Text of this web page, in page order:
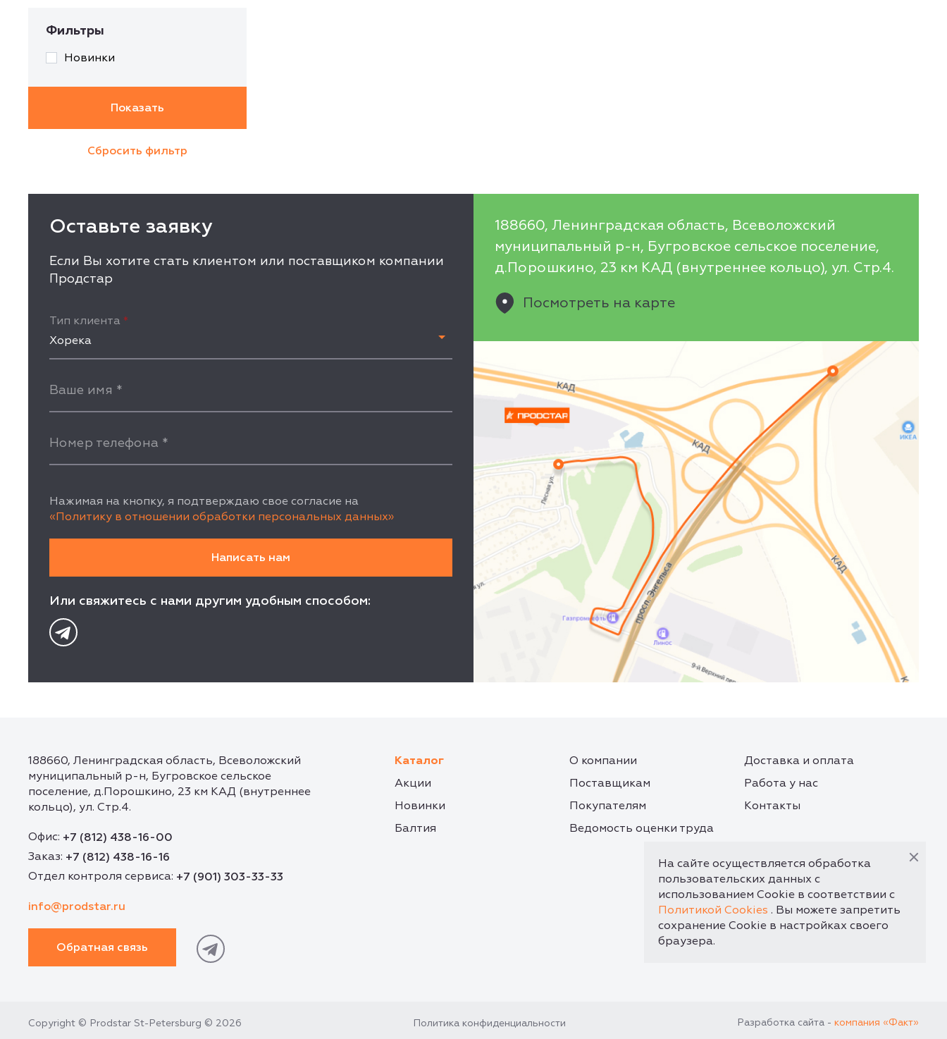
Фильтры
Новинки
Оставьте заявку
Если Вы хотите стать клиентом или поставщиком компании
Продстар
Тип клиента *
Хорека
Ваше имя *
Номер телефона *
Нажимая на кнопку, я подтверждаю свое согласие на
«Политику в отношении обработки персональных данных»
Или свяжитесь с нами другим удобным способом:
188660, Ленинградская область, Всеволожский
муниципальный р-н, Бугровское сельское поселение,
д.Порошкино, 23 км КАД (внутреннее кольцо), ул. Стр.4.
Посмотреть на карте
188660, Ленинградская область, Всеволожский
муниципальный р-н, Бугровское сельское
поселение, д.Порошкино, 23 км КАД (внутреннее
кольцо), ул. Стр.4.
Офис: +7 (812) 438-16-00
Заказ: +7 (812) 438-16-16
Отдел контроля сервиса: +7 (901) 303-33-33
info@prodstar.ru
Обратная связь
Каталог О компании
Доставка и оплата
Акции
Поставщикам
Работа у нас
Новинки
Покупателям
Контакты
Балтия
Ведомость оценки труда
Copyright © Prodstar St-Petersburg © 2026 Политика конфиденциальности Разработка сайта - компания «Факт»
На сайте осуществляется обработка
пользовательских данных с
использованием Cookie в соответствии с
Политикой Cookies . Вы можете запретить
сохранение Cookie в настройках своего
браузера.